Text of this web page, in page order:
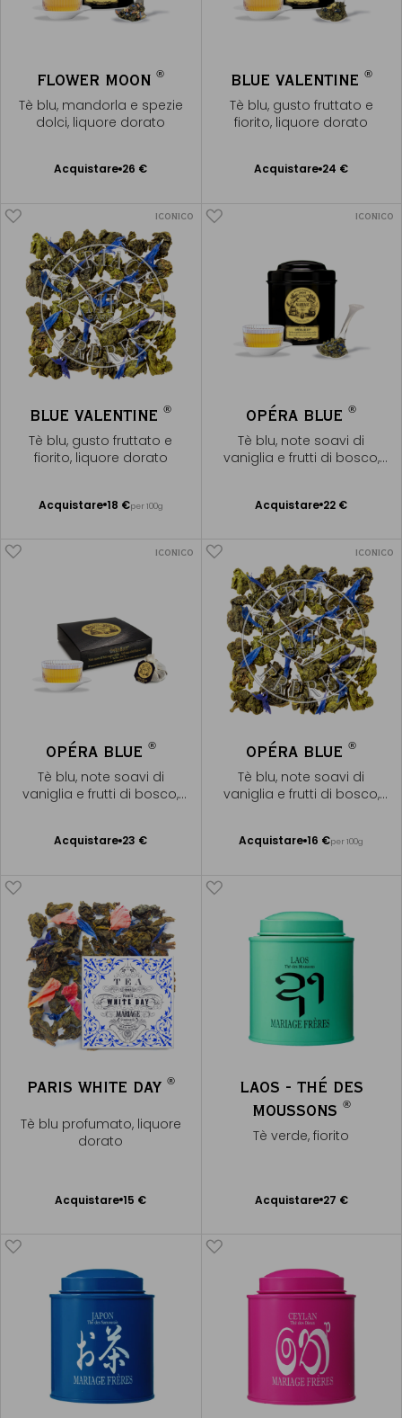
FLOWER MOON®
Tè blu, mandorla e spezie
dolci, liquore dorato
Acquistare 26 €
Aggiungere
BLUE VALENTINE ®
Tè blu, gusto fruttato e
fiorito, liquore dorato
Acquistare 24 €
Aggiungere
ICONICO
BLUE VALENTINE®
Tè blu, gusto fruttato e
fiorito, liquore dorato
Acquistare 18 €per 100g
Aggiungere
ICONICO
OPÉRA BLUE®
Tè blu, note soavi di
vaniglia e frutti di bosco,
Acquistare 22 €
Aggiungere
ICONICO
OPÉRA BLUE ®
Tè blu, note soavi di
vaniglia e frutti di bosco,
Acquistare 23 €
Aggiungere
ICONICO
OPÉRA BLUE®
Tè blu, note soavi di
vaniglia e frutti di bosco,
Acquistare 16 €per 100g
Aggiungere
PARIS WHITE DAY ®
Tè blu profumato, liquore
dorato
Acquistare 15 €
Aggiungere
LAOS - THÉ DES
MOUSSONS ®
Tè verde, fiorito
Acquistare 27 €
Aggiungere